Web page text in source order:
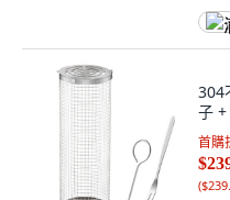
304
子
首購
(